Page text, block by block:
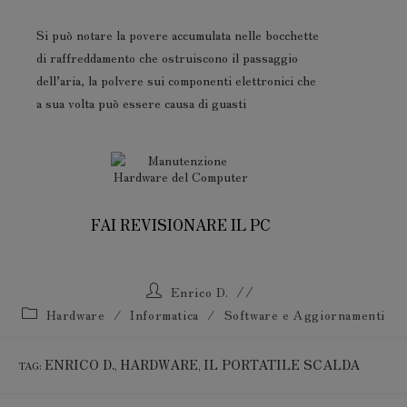
Si può notare la povere accumulata nelle bocchette
di raffreddamento che ostruiscono il passaggio
dell’aria, la polvere sui componenti elettronici che
a sua volta può essere causa di guasti
FAI REVISIONARE IL PC
Enrico D.
Hardware / Informatica / Software e Aggiornamenti
TAG: ENRICO D., HARDWARE, IL PORTATILE SCALDA